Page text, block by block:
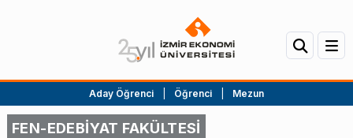
Aday Öğrenci Öğrenci Mezun
FEN-EDEBİYAT FAKÜLTESİ